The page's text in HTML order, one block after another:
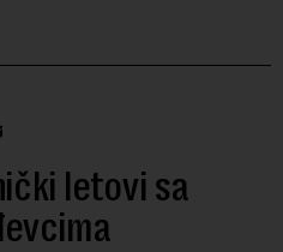
letovi sa